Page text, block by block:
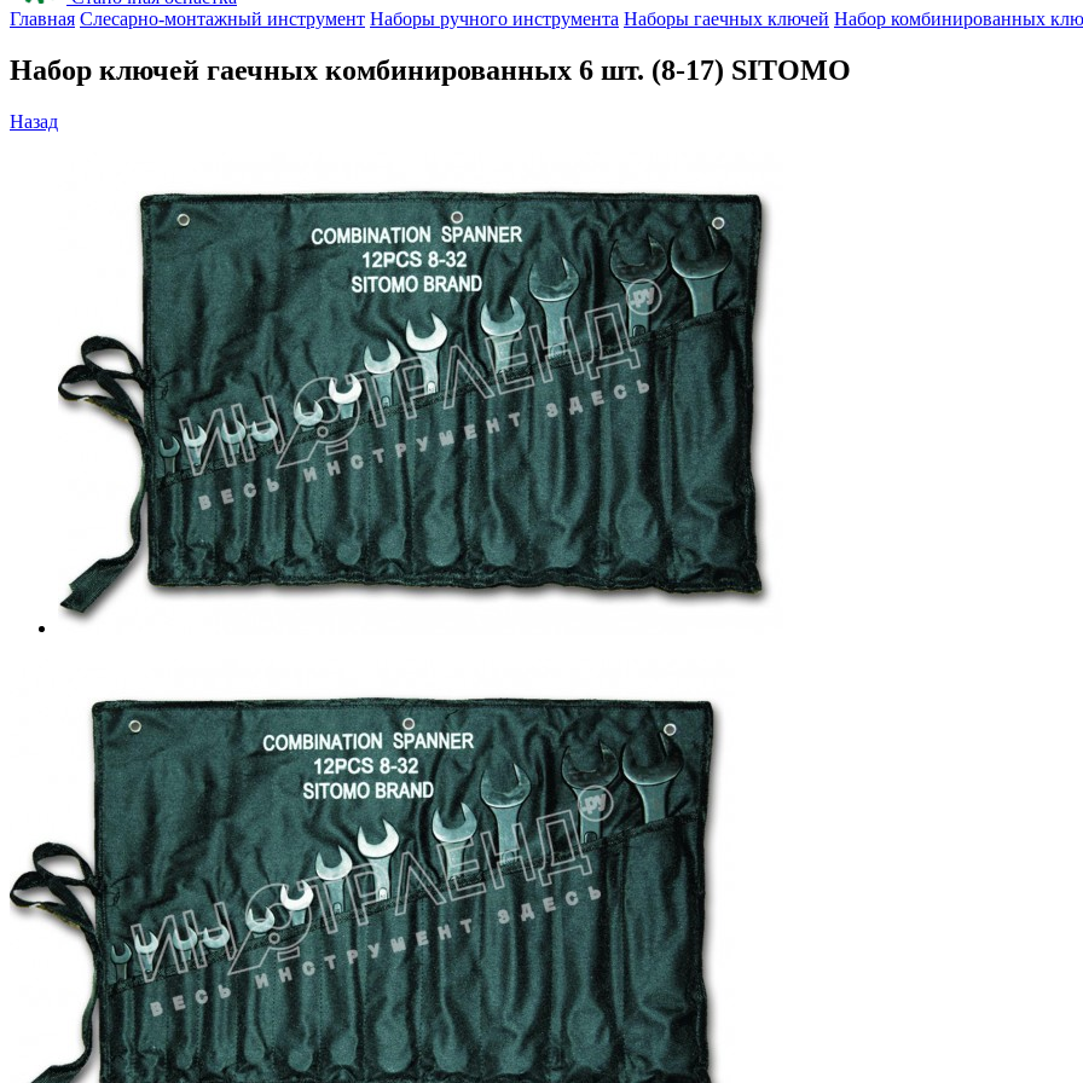
Главная Слесарно-монтажный инструмент Наборы ручного инструмента Наборы гаечных ключей Набор комбинированных
Набор ключей гаечных комбинированных 6 шт. (8-17) SITOMO
Назад